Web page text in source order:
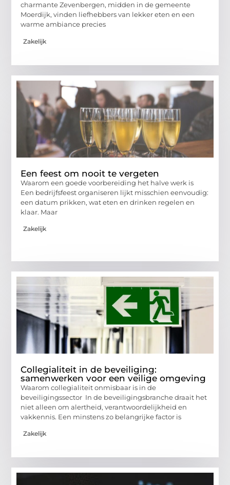
charmante Zevenbergen, midden in de gemeente
Moerdijk, vinden liefhebbers van lekker eten en een
warme ambiance precies
Zakelijk
Een feest om nooit te vergeten
Waarom een goede voorbereiding het halve werk is
Een bedrijfsfeest organiseren lijkt misschien eenvoudig:
een datum prikken, wat eten en drinken regelen en
klaar. Maar
Zakelijk
Collegialiteit in de beveiliging:
samenwerken voor een veilige omgeving
Waarom collegialiteit onmisbaar is in de
beveiligingssector In de beveiligingsbranche draait het
niet alleen om alertheid, verantwoordelijkheid en
vakkennis. Een minstens zo belangrijke factor is
Zakelijk